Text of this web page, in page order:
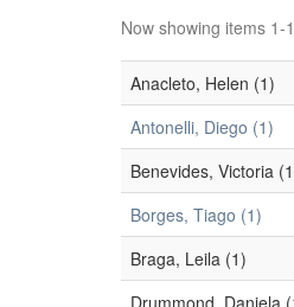
Now showing items 1-
Anacleto, Helen (1)
Antonelli, Diego (1)
Benevides, Victoria
Borges, Tiago (1)
Braga, Leila (1)
Drummond, Daniela